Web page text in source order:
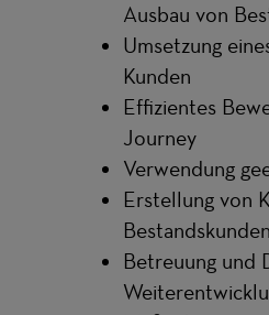
Ausbau von
Umsetzung
Kunden
Effizientes
Journey
Verwendung
Erstellung von
Bestandskunden
Betreuung und